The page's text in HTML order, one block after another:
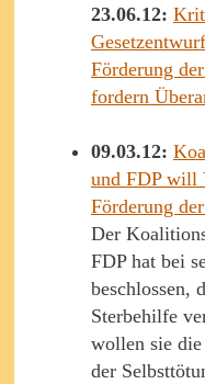
23.06.12:
Förderung
fordern
09.03.12:
und FDP will
Förderung
Der
FDP hat bei
beschlossen,
Sterbehilfe
wollen sie die
der